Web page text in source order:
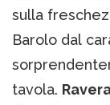
sulla
Barolo dal
tavola.